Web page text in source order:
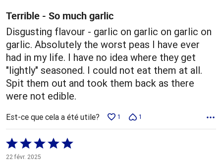
Terrible - So much garlic
Disgusting flavour - garlic on garlic on garlic on
garlic. Absolutely the worst peas I have ever
had in my life. I have no idea where they get
"lightly" seasoned. I could not eat them at all.
Spit them out and took them back as there
were not edible.
Est-ce que cela a été utile? 1 1
Coté
5 sur
22 févr. 2025